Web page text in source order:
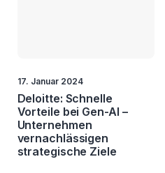
17. Januar 2024
Deloitte: Schnelle
Vorteile bei Gen-AI –
Unternehmen
vernachlässigen
strategische Ziele